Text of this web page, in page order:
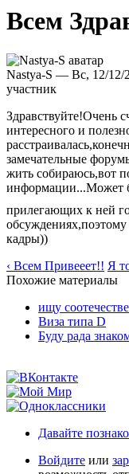
Всем
Nastya-S — Вс, 12/12/
участник
Здравствуйте!Очень
интересного и
замечательные
жить собираюсь,вот
информации...Может
прилегающих к ней
обсуждениях,поэтому
кадры))
‹ Всем Привееет!! Я
Похожие материалы
ищу
Виза типа D
Буду рада
Давайте
Войдите или